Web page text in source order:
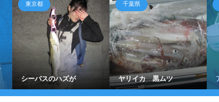
東京都
シーバスのハズが
千葉県
ヤリイカ 黒ムツ